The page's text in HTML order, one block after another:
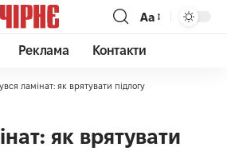
Аа
Реклама Контакти
ламінат: як врятувати підлогу
як врятувати